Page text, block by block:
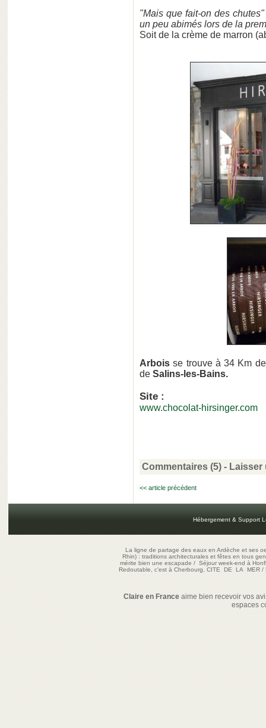
"Mais que fait-on des
un peu abimés lors de la
Soit de la crème de marron
Arbois se trouve à 34 Km
de Salins-les-Bains.
Site :
www.chocolat-hirsinger.com
Commentaires (5) - Laisser
<< article précédent
Hébergement & Support
La ligne de partage des eaux en Ardèche et ses
Rhin) : traditions architecturales et fêtes en tous
mérite bien une escapade/Séjour week-end à
Redoutable, c'est à Cherbourg, CITE DE LA MER/
Claire en Franceaime bien recevoir vos
espaces